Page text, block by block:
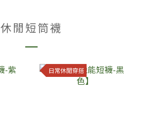
休閒短筒襪
日常休閒穿搭